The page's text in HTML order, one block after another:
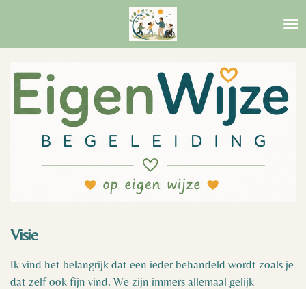
naar
hoofdinhoud
Visie
Ik vind het belangrijk dat een ieder behandeld wordt zoals je
dat zelf ook fijn vind. We zijn immers allemaal gelijk